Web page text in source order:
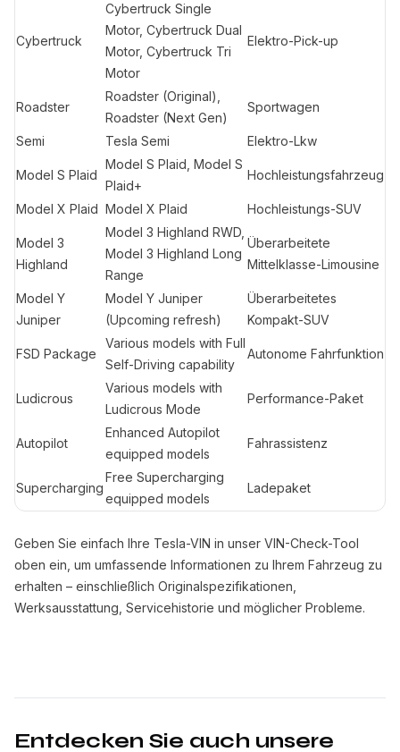
Cybertruck
Cybertruck Single
Motor, Cybertruck Dual
Motor, Cybertruck Tri
Motor
Elektro-Pick-up
Roadster
Roadster (Original),
Roadster (Next Gen)
Sportwagen
Semi Tesla Semi Elektro-Lkw
Model S Plaid
Model S Plaid, Model S
Plaid+
Hochleistungsfahrzeug
Model X Plaid Model X Plaid Hochleistungs-SUV
Model 3
Highland
Model 3 Highland RWD,
Model 3 Highland Long
Range
Überarbeitete
Mittelklasse-Limousine
Model Y
Juniper
Model Y Juniper
(Upcoming refresh)
Überarbeitetes
Kompakt-SUV
FSD Package
Various models with Full
Self-Driving capability
Autonome Fahrfunktion
Ludicrous
Various models with
Ludicrous Mode
Performance-Paket
Autopilot
Enhanced Autopilot
equipped models
Fahrassistenz
Supercharging
Free Supercharging
equipped models
Ladepaket
Geben Sie einfach Ihre Tesla-VIN in unser VIN-Check-Tool
oben ein, um umfassende Informationen zu Ihrem Fahrzeug zu
erhalten – einschließlich Originalspezifikationen,
Werksausstattung, Servicehistorie und möglicher Probleme.
Entdecken Sie auch unsere